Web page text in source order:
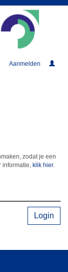
Aanmelden
zodat je een
klik hier.
Login